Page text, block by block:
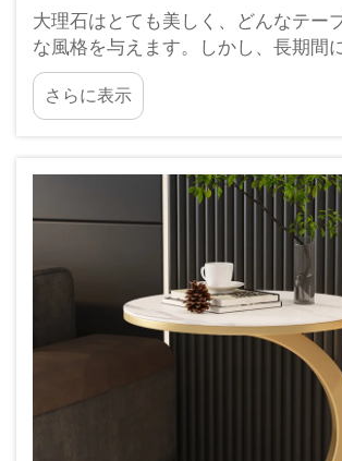
大理石はとても美しく、どんなテー
な風格を与えます。しかし、長期間
と清潔さを保つには、特別なケアが
XPICは、こうした美しいトレイのお
に重要であるかを理解しています。
を保ちたいと思うでしょう。...
さらに表示